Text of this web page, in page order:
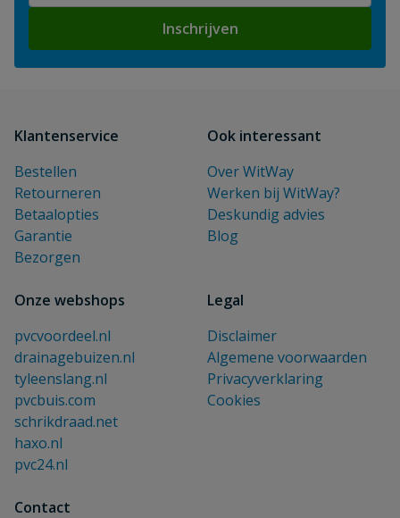
Inschrijven
Klantenservice
Bestellen
Retourneren
Betaalopties
Garantie
Bezorgen
Ook interessant
Over WitWay
Werken bij WitWay?
Deskundig advies
Blog
Onze webshops
pvcvoordeel.nl
drainagebuizen.nl
tyleenslang.nl
pvcbuis.com
schrikdraad.net
haxo.nl
pvc24.nl
Legal
Disclaimer
Algemene voorwaarden
Privacyverklaring
Cookies
Contact